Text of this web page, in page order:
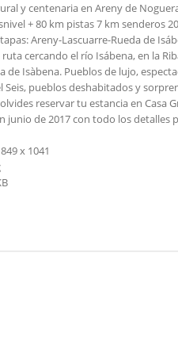
y centenaria en Areny de
+ 80 km pistas 7 km senderos
Areny-Lascuarre-Rueda de
cercando el río Isábena, en la
de Isàbena. Pueblos de lujo,
Seis, pueblos deshabitados y
reservar tu estancia en Casa
junio de 2017 con todo los detalles
x 1041